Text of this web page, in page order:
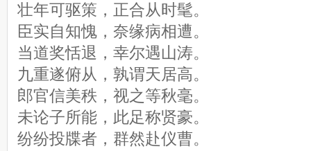
壮年可驱策，正合从时髦。
臣实自知愧，奈缘病相遭。
当道奖恬退，幸尔遇山涛。
九重遂俯从，孰谓天居高。
郎官信美秩，视之等秋毫。
未论子所能，此足称贤豪。
纷纷投牒者，群然赴仪曹。